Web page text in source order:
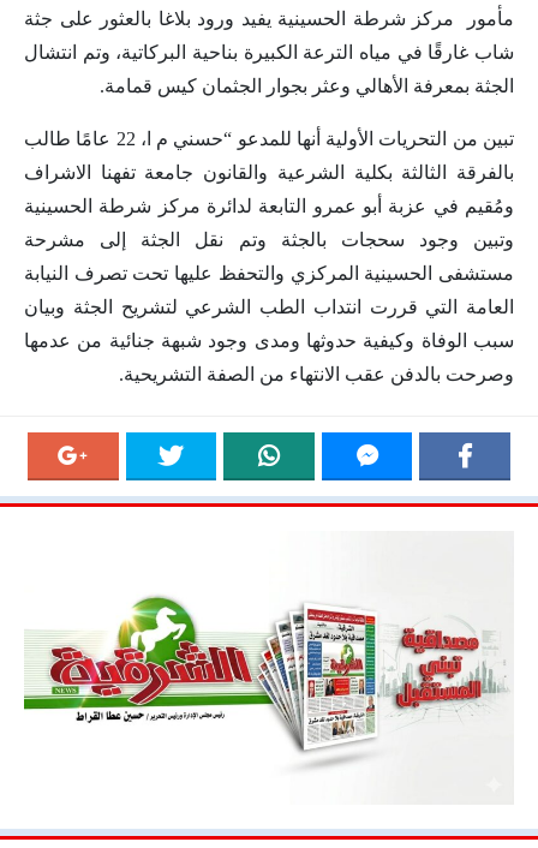
مأمور مركز شرطة الحسينية يفيد ورود بلاغا بالعثور على جثة
شاب غارقًا في مياه الترعة الكبيرة بناحية البركاتية، وتم انتشال
الجثة بمعرفة الأهالي وعثر بجوار الجثمان كيس قمامة.
تبين من التحريات الأولية أنها للمدعو “حسني م ا، 22 عامًا طالب
بالفرقة الثالثة بكلية الشرعية والقانون جامعة تفهنا الاشراف
ومُقيم في عزبة أبو عمرو التابعة لدائرة مركز شرطة الحسينية
وتبين وجود سحجات بالجثة وتم نقل الجثة إلى مشرحة
مستشفى الحسينية المركزي والتحفظ عليها تحت تصرف النيابة
العامة التي قررت انتداب الطب الشرعي لتشريح الجثة وبيان
سبب الوفاة وكيفية حدوثها ومدى وجود شبهة جنائية من عدمها
وصرحت بالدفن عقب الانتهاء من الصفة التشريحية.